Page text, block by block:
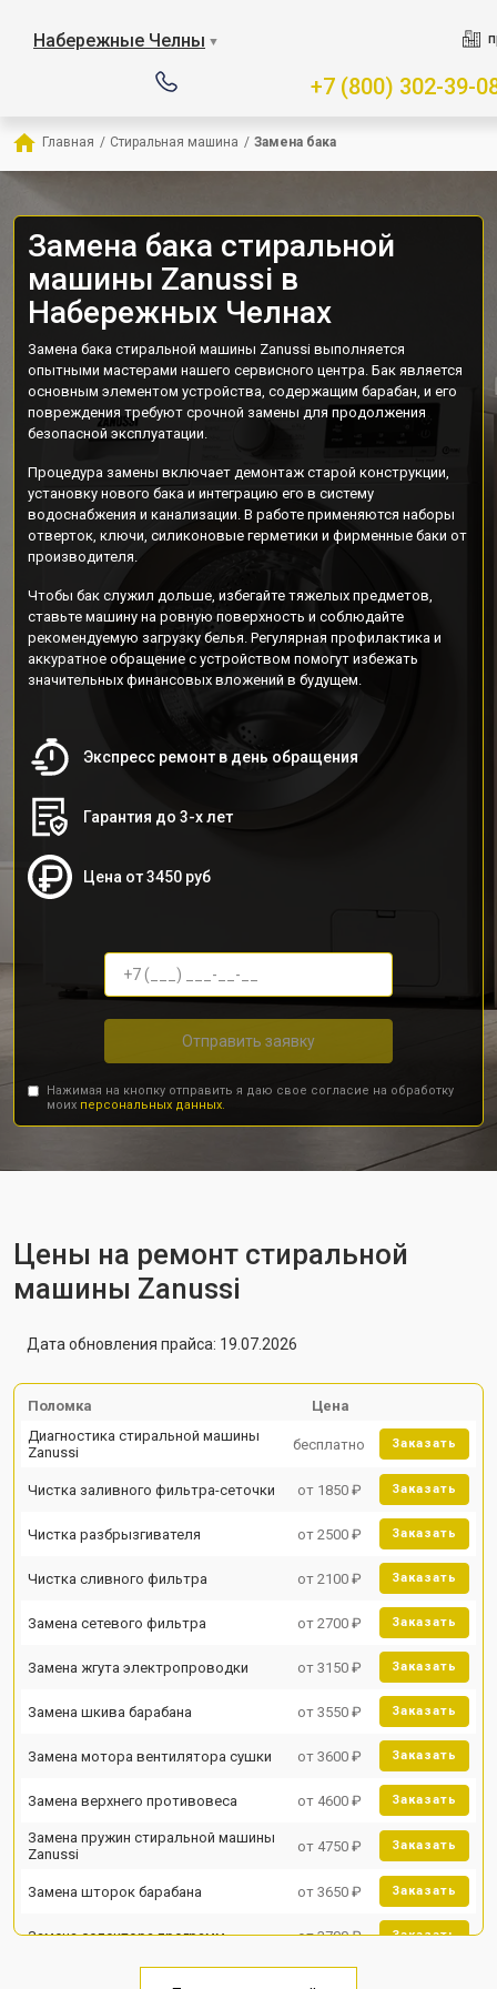
Набережные Челны ▼
+7 (800) 302-39-
Главная / Стиральная машина / Замена бака
Замена бака стиральной
машины Zanussi в
Набережных Челнах
Замена бака стиральной машины Zanussi выполняется
опытными мастерами нашего сервисного центра. Бак является
основным элементом устройства, содержащим барабан, и его
повреждения требуют срочной замены для продолжения
безопасной эксплуатации.
Процедура замены включает демонтаж старой конструкции,
установку нового бака и интеграцию его в систему
водоснабжения и канализации. В работе применяются наборы
отверток, ключи, силиконовые герметики и фирменные баки от
производителя.
Чтобы бак служил дольше, избегайте тяжелых предметов,
ставьте машину на ровную поверхность и соблюдайте
рекомендуемую загрузку белья. Регулярная профилактика и
аккуратное обращение с устройством помогут избежать
значительных финансовых вложений в будущем.
Экспресс ремонт в день обращения
Гарантия до 3-х лет
Цена от 3450 руб
Отправить заявку
Нажимая на кнопку отправить я даю свое согласие на обработку
моих персональных данных.
Цены на ремонт стиральной
машины Zanussi
Дата обновления прайса: 19.07.2026
Поломка
Цена
Диагностика стиральной машины
Zanussi
бесплатно Заказать
Чистка заливного фильтра-сеточки от 1850 ₽ Заказать
Чистка разбрызгивателя от 2500 ₽ Заказать
Чистка сливного фильтра от 2100 ₽ Заказать
Замена сетевого фильтра от 2700 ₽ Заказать
Замена жгута электропроводки от 3150 ₽ Заказать
Замена шкива барабана от 3550 ₽ Заказать
Замена мотора вентилятора сушки от 3600 ₽ Заказать
Замена верхнего противовеса от 4600 ₽ Заказать
Замена пружин стиральной машины
Zanussi
от 4750 ₽ Заказать
Замена шторок барабана от 3650 ₽ Заказать
Замена селектора программ от 3700 ₽ Заказать